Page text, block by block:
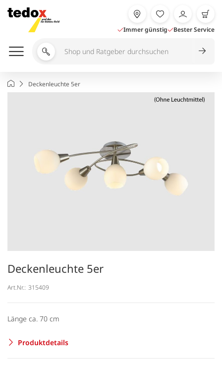
Inhalt
springen
Immer günstig Bester Service
Shop
durchsuchen
StartseiteDeckenleuchte 5er
Deckenleuchte 5er
Art.Nr.: 315409
Länge ca. 70 cm
Produktdetails